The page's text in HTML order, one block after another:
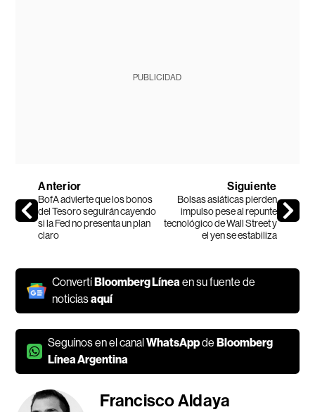
PUBLICIDAD
Anterior
BofA advierte que los bonos
del Tesoro seguirán cayendo
si la Fed no presenta un plan
claro
Siguiente
Bolsas asiáticas pierden
impulso pese al repunte
tecnológico de Wall Street y
el yen se estabiliza
ConvertíBloomberg Líneaen su fuente de
noticiasaquí
Seguínos en el canalWhatsAppdeBloomberg
Línea Argentina
Francisco Aldaya